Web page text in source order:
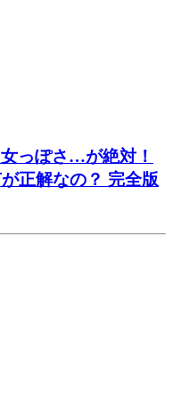
っぽさ…が絶対！
正解なの？ 完全版